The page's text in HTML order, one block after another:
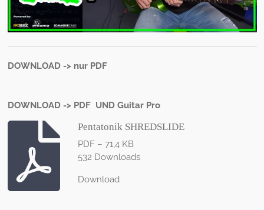
DOWNLOAD -> nur PDF
DOWNLOAD -> PDF UND Guitar Pro
Pentatonik SHREDSLIDE
PDF – 71,4 KB
532 Downloads
Download